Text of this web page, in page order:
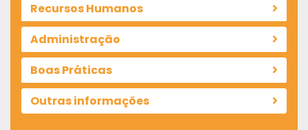
Recursos Humanos
Administração
Boas Práticas
Outras informações